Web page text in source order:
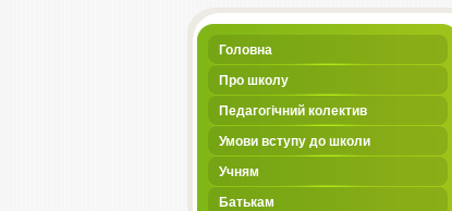
Головна
Про школу
Педагогічний колектив
Умови вступу до школи
Учням
Батькам